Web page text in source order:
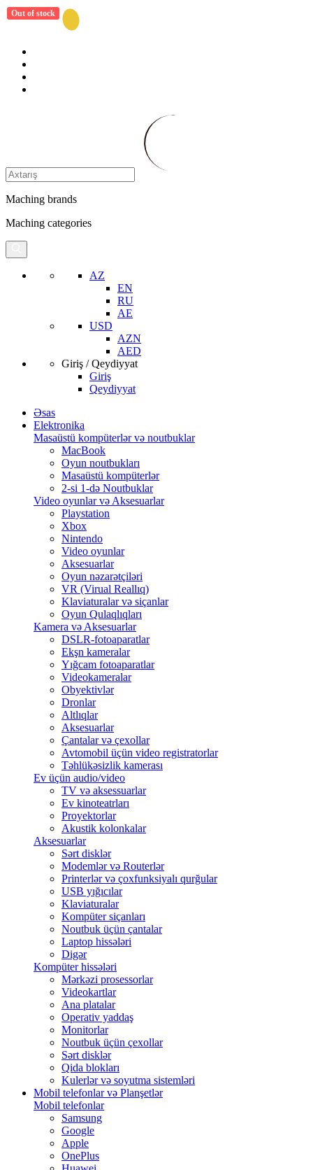
Maching brands
Maching categories
AZ
EN
RU
AE
USD
AZN
AED
Giriş / Qeydiyyat
Giriş
Qeydiyyat
Əsas
Elektronika
Masaüstü kompüterlər və noutbuklar
MacBook
Oyun noutbukları
Masaüstü kompüterlər
2-si 1-də Noutbuklar
Video oyunlar və Aksesuarlar
Playstation
Xbox
Nintendo
Video oyunlar
Aksesuarlar
Oyun nəzarətçiləri
VR (Virual Reallıq)
Klaviaturalar və siçanlar
Oyun Qulaqlıqları
Kamera və Aksesuarlar
DSLR-fotoaparatlar
Ekşn kameralar
Yığcam fotoaparatlar
Videokameralar
Obyektivlər
Dronlar
Altlıqlar
Aksesuarlar
Çantalar və çexollar
Avtomobil üçün video registratorlar
Təhlükəsizlik kamerası
Ev üçün audio/video
TV və aksessuarlar
Ev kinoteatrları
Proyektorlar
Akustik kolonkalar
Aksesuarlar
Sərt disklər
Modemlər və Routerlər
Printerlər və çoxfunksiyalı qurğular
USB yığıcılar
Klaviaturalar
Kompüter siçanları
Noutbuk üçün çantalar
Laptop hissələri
Digər
Kompüter hissələri
Mərkəzi prosessorlar
Videokartlar
Ana platalar
Operativ yaddaş
Monitorlar
Noutbuk üçün çexollar
Sərt disklər
Qida blokları
Kulerlər və soyutma sistemləri
Mobil telefonlar və Planşetlər
Mobil telefonlar
Samsung
Google
Apple
OnePlus
Out of stock